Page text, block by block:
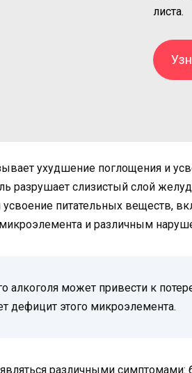
листа.
ухудшение поглощения и
разрушает слизистый слой
питательных веществ,
и различным
может привести к
дефицит этого микроэлемента.
различными симптомами: